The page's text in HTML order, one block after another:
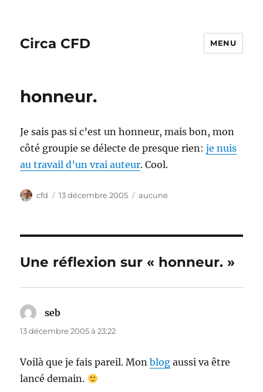
Circa CFD MENU
honneur.
Je sais pas si c’est un honneur, mais bon, mon
côté groupie se délecte de presque rien:je nuis
au travail d’un vrai auteur. Cool.
Auteur
cfd
Publié
13 décembre 2005 Catégories
aucune
Une réflexion sur « honneur. »
seb
13 décembre 2005 à 23:22
Voilà que je fais pareil. Monblog aussi va être
lancé demain.